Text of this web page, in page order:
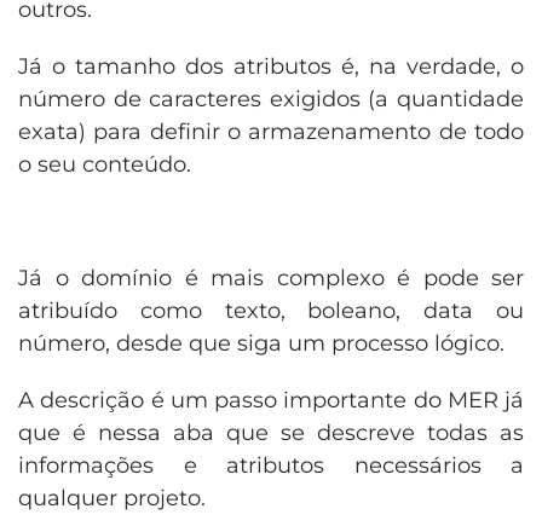
outros.
Já o tamanho dos atributos é, na verdade, o
número de caracteres exigidos (a quantidade
exata) para definir o armazenamento de todo
o seu conteúdo.
Já o domínio é mais complexo é pode ser
atribuído como texto, boleano, data ou
número, desde que siga um processo lógico.
A descrição é um passo importante do MER já
que é nessa aba que se descreve todas as
informações e atributos necessários a
qualquer projeto.